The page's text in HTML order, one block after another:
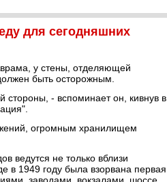
для сегодняшних
у стены, отделяющей
быть осторожным.
стороны, - вспоминает он, кивнув в
огромным хранилищем
ведутся не только вблизи
в 1949 году была взорвана первая